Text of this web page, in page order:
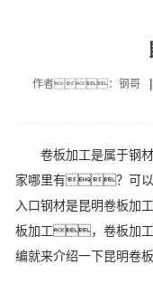
作者：钢哥 |
卷板加工是属于钢
家哪里有？可
入口钢材是昆明卷板
板加工，卷板加
编就来介绍一下昆明卷